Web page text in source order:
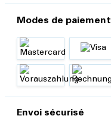
Modes de paiement
Envoi sécurisé